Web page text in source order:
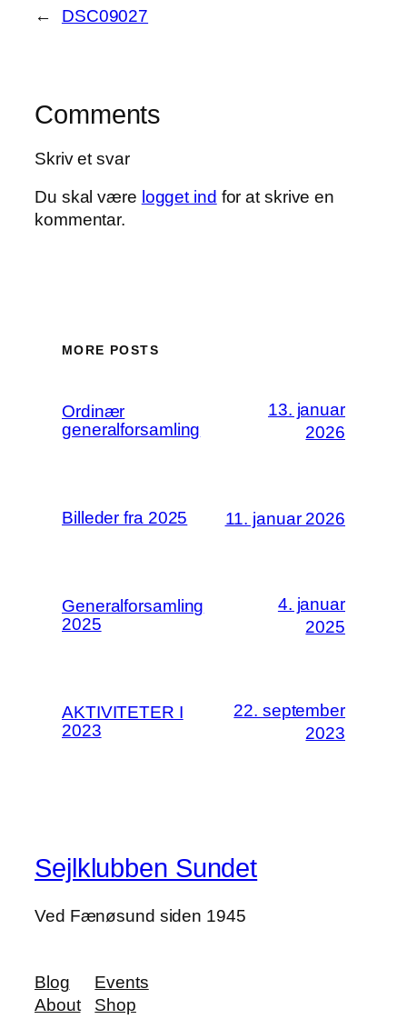
← DSC09027
Comments
Skriv et svar
Du skal være logget ind for at skrive en
kommentar.
MORE POSTS
Ordinær
generalforsamling
13. januar
2026
Billeder fra 2025 11. januar 2026
Generalforsamling
2025
4. januar
2025
AKTIVITETER I
2023
22. september
2023
Sejlklubben Sundet
Ved Fænøsund siden 1945
Blog
About
Events
Shop